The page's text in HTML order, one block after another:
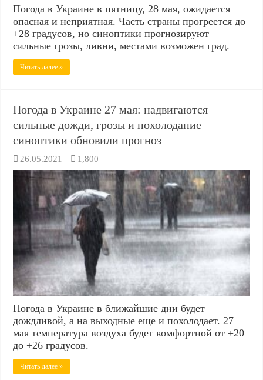
Погода в Украине в пятницу, 28 мая, ожидается
опасная и неприятная. Часть страны прогреется до
+28 градусов, но синоптики прогнозируют
сильные грозы, ливни, местами возможен град.
Читать далее »
Погода в Украине 27 мая: надвигаются
сильные дожди, грозы и похолодание —
синоптики обновили прогноз
26.05.2021 1,800
Погода в Украине в ближайшие дни будет
дождливой, а на выходные еще и похолодает. 27
мая температура воздуха будет комфортной от +20
до +26 градусов.
Читать далее »